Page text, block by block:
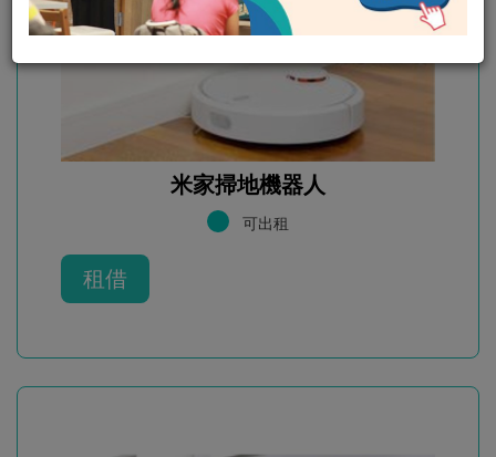
米家掃地機器人
可出租
租借